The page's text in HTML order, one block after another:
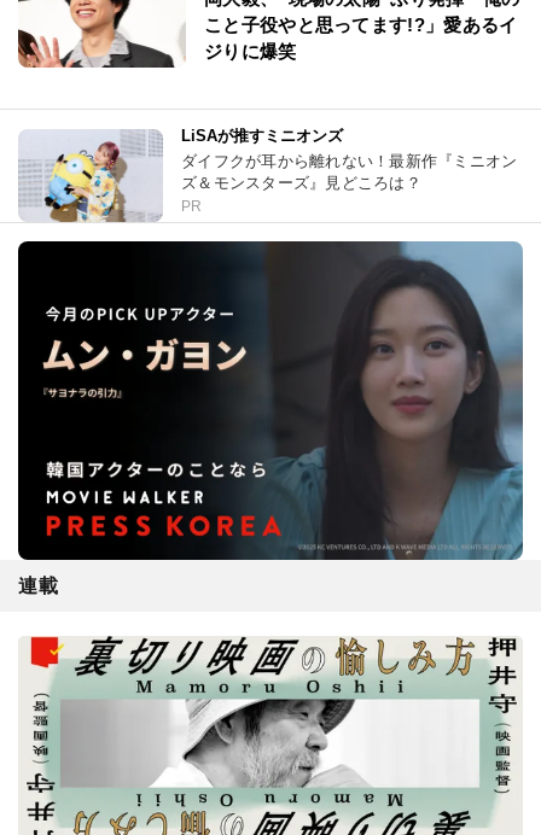
こと子役やと思ってます!?」愛あるイ
ジりに爆笑
LiSAが推すミニオンズ
ダイフクが耳から離れない！最新作『ミニオン
ズ＆モンスターズ』見どころは？
PR
連載